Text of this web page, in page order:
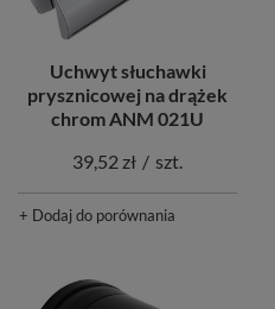
Uchwyt słuchawki
prysznicowej na drążek
chrom ANM 021U
39,52 zł / szt.
+ Dodaj do porównania